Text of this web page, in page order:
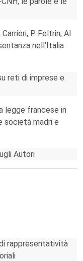
P. Feltrin, Al
nell’Italia
reti di imprese e
legge francese in
società madri e
Autori
2017
rappresentatività